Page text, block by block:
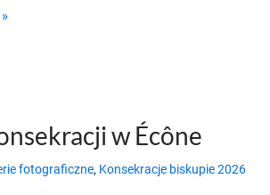
w Écône
fotograficzne, Konsekracje biskupie 2026